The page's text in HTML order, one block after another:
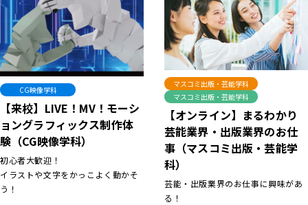
CG映像学科
【来校】LIVE！MV！モーシ
ョングラフィックス制作体
験（CG映像学科）
初心者大歓迎！
イラストや文字をかっこよく動かそ
う！
マスコミ出版・芸能学科
マスコミ出版・芸能学科
【オンライン】まるわかり
芸能業界・出版業界のお仕
事（マスコミ出版・芸能学
科）
芸能・出版業界のお仕事に興味があ
る！